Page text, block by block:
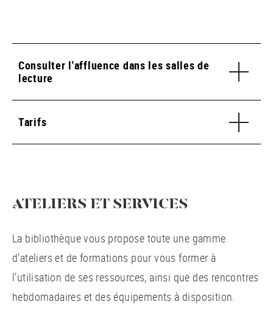
Consulter l'affluence dans les salles de
lecture
Tarifs
ATELIERS ET SERVICES
La bibliothèque vous propose toute une gamme
d’ateliers et de formations pour vous former à
l’utilisation de ses ressources, ainsi que des rencontres
hebdomadaires et des équipements à disposition.